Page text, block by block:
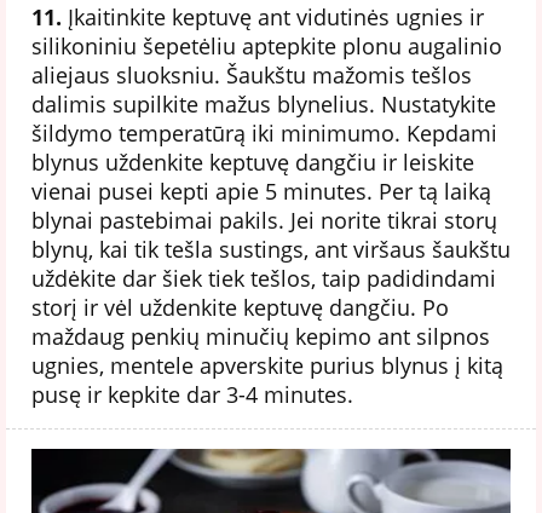
11. Įkaitinkite keptuvę ant vidutinės ugnies ir
silikoniniu šepetėliu aptepkite plonu augalinio
aliejaus sluoksniu. Šaukštu mažomis tešlos
dalimis supilkite mažus blynelius. Nustatykite
šildymo temperatūrą iki minimumo. Kepdami
blynus uždenkite keptuvę dangčiu ir leiskite
vienai pusei kepti apie 5 minutes. Per tą laiką
blynai pastebimai pakils. Jei norite tikrai storų
blynų, kai tik tešla sustings, ant viršaus šaukštu
uždėkite dar šiek tiek tešlos, taip padidindami
storį ir vėl uždenkite keptuvę dangčiu. Po
maždaug penkių minučių kepimo ant silpnos
ugnies, mentele apverskite purius blynus į kitą
pusę ir kepkite dar 3-4 minutes.